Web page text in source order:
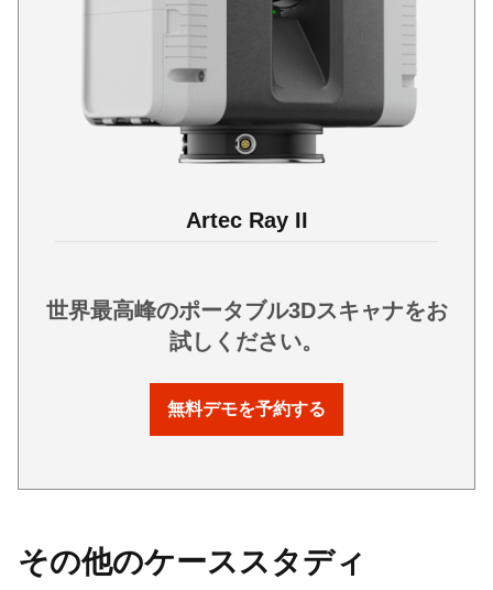
Artec Ray II
世界最高峰のポータブル3Dスキャナをお
試しください。
無料デモを予約する
その他のケーススタディ